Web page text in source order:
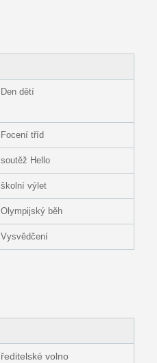
Den dětí
Focení tříd
soutěž Hello
školní výlet
Olympijský běh
Vysvědčení
ředitelské volno